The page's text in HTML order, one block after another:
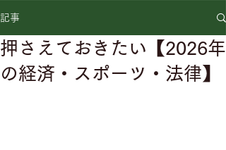
記事
押さえておきたい【2026年
の経済・スポーツ・法律】